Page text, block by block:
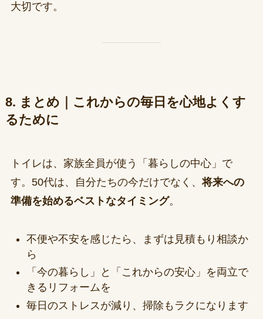
大切です。
8. まとめ｜これからの毎日を心地よくす
るために
トイレは、家族全員が使う「暮らしの中心」で
す。50代は、自分たちの今だけでなく、 将来への
準備を始めるベストなタイミング。
不便や不安を感じたら、まずは見積もり相談か
ら
「今の暮らし」と「これからの安心」を両立で
きるリフォームを
毎日のストレスが減り、掃除もラクになります